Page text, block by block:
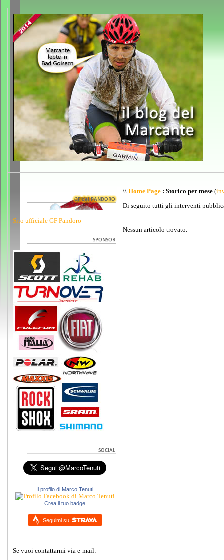
Sito ufficiale GF Pandoro
Il profilo di Marco Tenuti
Crea il tuo badge
Seguimi su
Se vuoi contattarmi via e-mail:
\\ Home Page : Storico per mese (
Di seguito tutti gli interventi
Nessun articolo trovato.